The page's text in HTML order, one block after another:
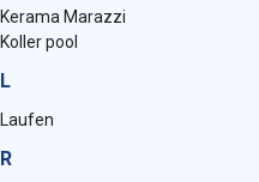
Kerama Marazzi
Koller pool
L
Laufen
R